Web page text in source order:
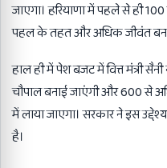
जाएगा। हरियाणा में पहले से ही
पहल के तहत और अधिक जीवंत
हाल ही में पेश बजट में वित्त मंत्री
चौपाल बनाई जाएंगी और 600 से
में लाया जाएगा। सरकार ने इस
है।